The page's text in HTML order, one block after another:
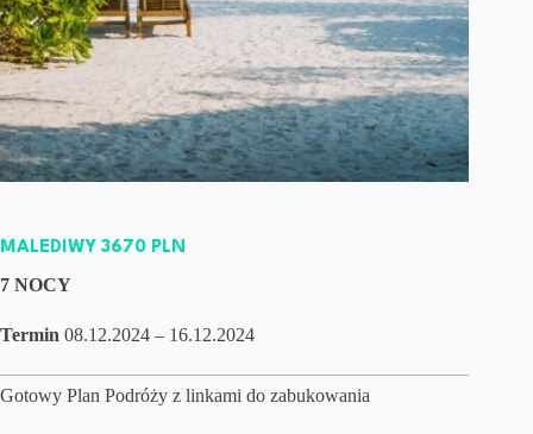
MALEDIWY 3670 PLN
7 NOCY
Termin 08.12.2024 – 16.12.2024
Gotowy Plan Podróży z linkami do zabukowania